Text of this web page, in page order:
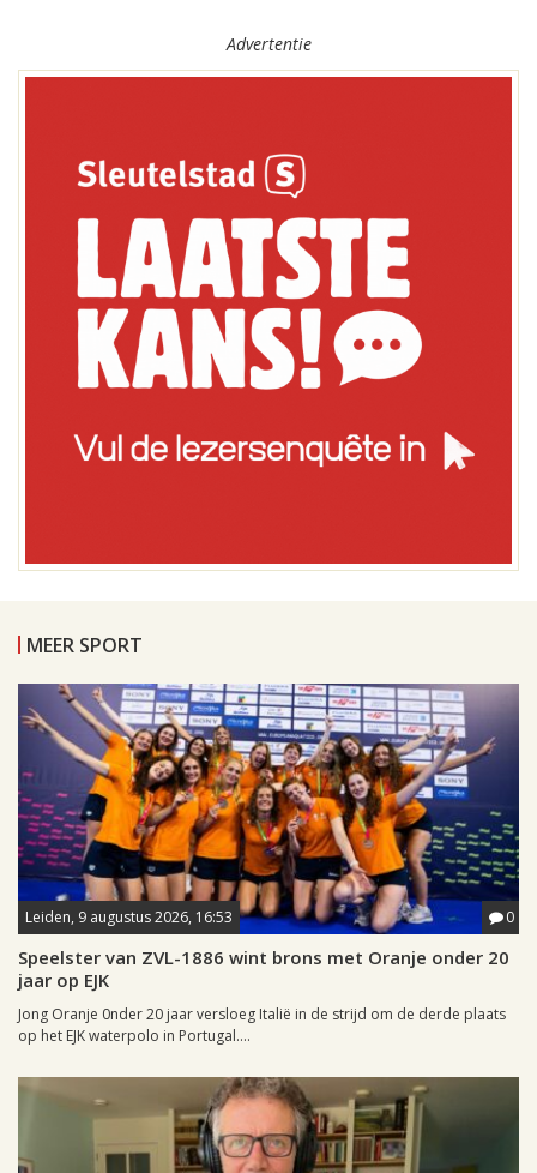
Advertentie
MEER SPORT
Leiden, 9 augustus 2026, 16:53 0
Speelster van ZVL-1886 wint brons met Oranje onder 20
jaar op EJK
Jong Oranje 0nder 20 jaar versloeg Italië in de strijd om de derde plaats
op het EJK waterpolo in Portugal....